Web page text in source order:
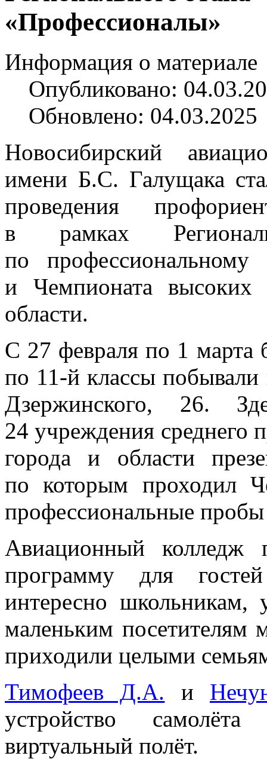
«Профессионалы»
Информация о материале
Опубликовано:
Обновлено: 04.03.2025
Новосибирский
имени Б.С. Галущака
проведения
в рамках
по профессиональному
и Чемпионата высоких
области.
С 27 февраля по 1 марта
по 11-й классы побывали
Дзержинского, 26.
24 учреждения среднего
города и области
по которым проходил
профессиональные
Авиационный колледж
программу для
интересно
маленьким посетителям
приходили целыми
Тимофеев Д.А. и
устройство
виртуальный полёт.